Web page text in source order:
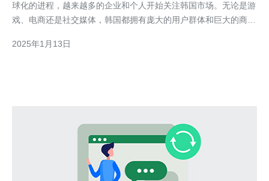
球化的进程，越来越多的企业和个人开始关注韩国市场。无论是游
戏、电商还是社交媒体，韩国都拥有庞大的用户群体和巨大的商
重要的。 易探云作为一家专业的服务器供应商，提供了一系列高
2025年1月13日